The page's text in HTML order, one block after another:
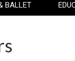
BALLET